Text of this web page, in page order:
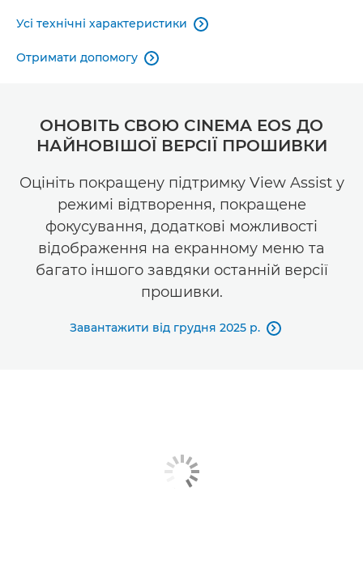
Усі технічні характеристики 
Отримати допомогу 
ОНОВІТЬ СВОЮ CINEMA EOS ДО
НАЙНОВІШОЇ ВЕРСІЇ ПРОШИВКИ
Оцініть покращену підтримку View Assist у
режимі відтворення, покращене
фокусування, додаткові можливості
відображення на екранному меню та
багато іншого завдяки останній версії
прошивки.
Завантажити від грудня 2025 р. 